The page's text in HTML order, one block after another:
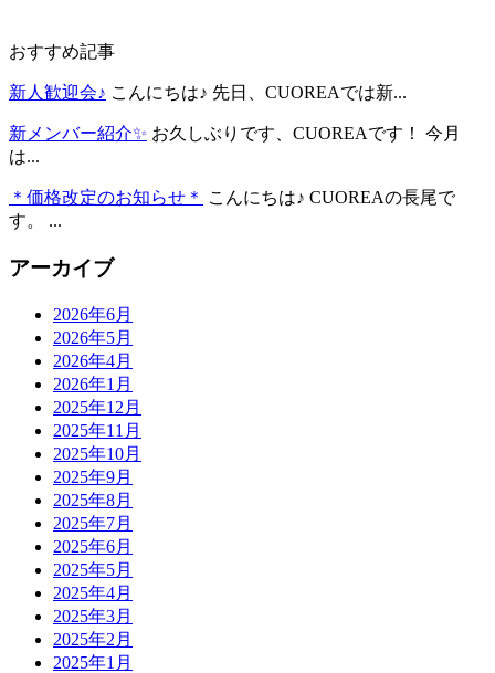
おすすめ記事
新人歓迎会♪ こんにちは♪ 先日、CUOREAでは新...
新メンバー紹介✨ お久しぶりです、CUOREAです！ 今月
は...
＊価格改定のお知らせ＊
こんにちは♪ CUOREAの長尾で
す。 ...
アーカイブ
2026年6月
2026年5月
2026年4月
2026年1月
2025年12月
2025年11月
2025年10月
2025年9月
2025年8月
2025年7月
2025年6月
2025年5月
2025年4月
2025年3月
2025年2月
2025年1月